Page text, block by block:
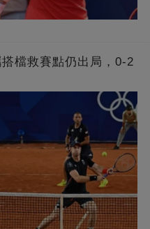
檔救賽點仍出局，0-2